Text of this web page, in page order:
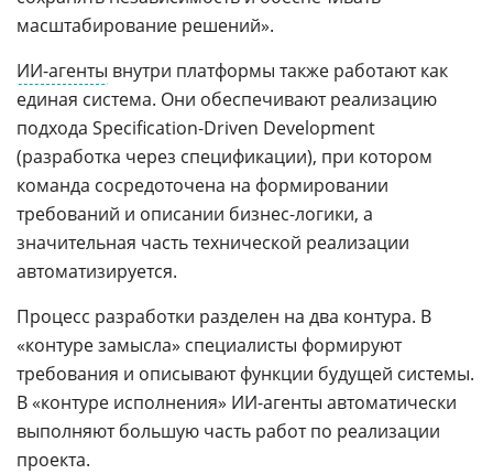
масштабирование решений».
ИИ-агенты внутри платформы также работают как
единая система. Они обеспечивают реализацию
подхода Specification-Driven Development
(разработка через спецификации), при котором
команда сосредоточена на формировании
требований и описании бизнес-логики, а
значительная часть технической реализации
автоматизируется.
Процесс разработки разделен на два контура. В
«контуре замысла» специалисты формируют
требования и описывают функции будущей системы.
В «контуре исполнения» ИИ-агенты автоматически
выполняют большую часть работ по реализации
проекта.